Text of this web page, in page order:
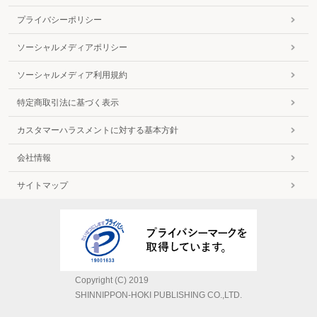
プライバシーポリシー
ソーシャルメディアポリシー
ソーシャルメディア利用規約
特定商取引法に基づく表示
カスタマーハラスメントに対する基本方針
会社情報
サイトマップ
Copyright (C) 2019
SHINNIPPON-HOKI PUBLISHING CO.,LTD.